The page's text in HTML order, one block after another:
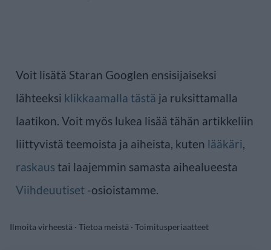
Voit lisätä Staran Googlen ensisijaiseksi
lähteeksi klikkaamalla tästä ja ruksittamalla
laatikon. Voit myös lukea lisää tähän artikkeliin
liittyvistä teemoista ja aiheista, kuten lääkäri,
raskaus tai laajemmin samasta aihealueesta
Viihdeuutiset -osioistamme.
Ilmoita virheestä · Tietoa meistä · Toimitusperiaatteet